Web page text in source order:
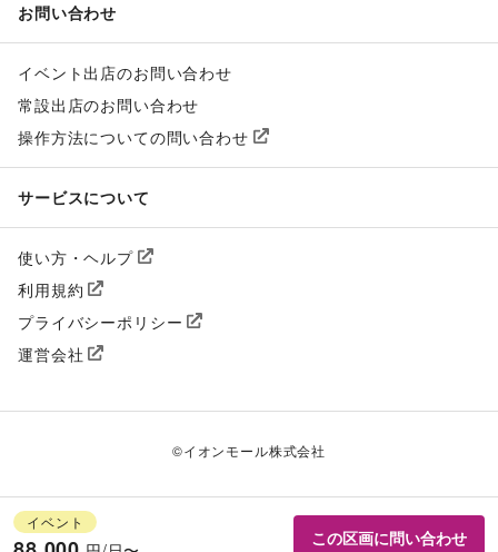
イベント
この区画に問い合わせ
お問い合わせ
イベント出店のお問い合わせ
常設出店のお問い合わせ
操作方法についての問い合わせ
サービスについて
使い方・ヘルプ
利用規約
プライバシーポリシー
運営会社
©イオンモール株式会社